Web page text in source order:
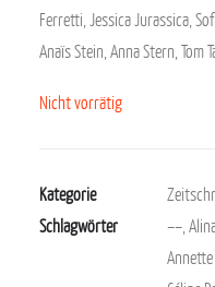
Ferretti, Jessica Jurassica,
Anaïs Stein, Anna Stern, Tom
Nicht vorrätig
Kategorie
Schlagwörter
––,